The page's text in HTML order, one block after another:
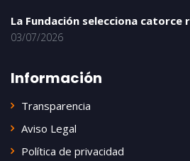
La Fundación selecciona catorce
03/07/2026
Información
Transparencia
Aviso Legal
Política de privacidad